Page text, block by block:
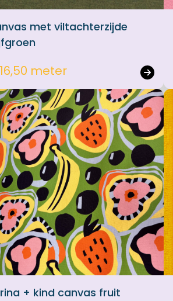
met viltachterzijde
meter
+ kind canvas fruit